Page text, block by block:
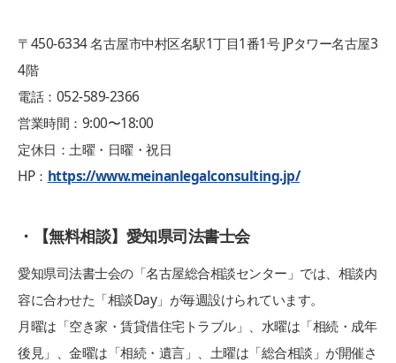
〒450-6334 名古屋市中村区名駅1丁目1番1号 JPタワー名古屋3
4階
電話：052-589-2366
営業時間：9:00〜18:00
定休日：土曜・日曜・祝日
HP： https://www.meinanlegalconsulting.jp/
・【無料相談】愛知県司法書士会
愛知県司法書士会の「名古屋総合相談センター」では、相談内
容に合わせた「相談Day」が毎週設けられています。
月曜は「空き家・賃貸借住宅トラブル」、水曜は「相続・成年
後見」、金曜は「相続・遺言」、土曜は「総合相談」が開催さ